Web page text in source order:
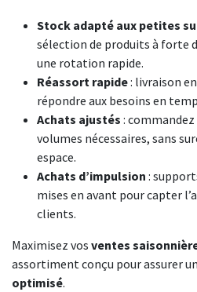
Stock adapté aux petites
sélection de produits à forte
une rotation rapide.
Réassort rapide: livraison en
répondre aux besoins en
Achats ajustés :
volumes nécessaires, sans
espace.
Achats d’impulsion :
mises en avant pour capter
clients.
Maximisez vos ventes
assortiment conçu pour assurer un
optimisé.